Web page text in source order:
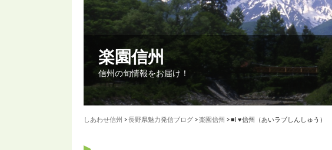
楽園信州
信州の旬情報をお届け！
しあわせ信州 >長野県魅力発信ブログ >楽園信州 >■I ♥信州（あいラブしんしゅう）